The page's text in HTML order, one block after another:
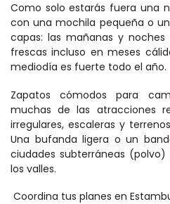
Como solo estarás fuera una
con una mochila pequeña o
capas: las mañanas y
frescas incluso en meses
mediodía es fuerte todo el año.
Zapatos cómodos para
muchas de las atracciones
irregulares, escaleras y
Una bufanda ligera o un
ciudades subterráneas
los valles.
Coordina tus planes en